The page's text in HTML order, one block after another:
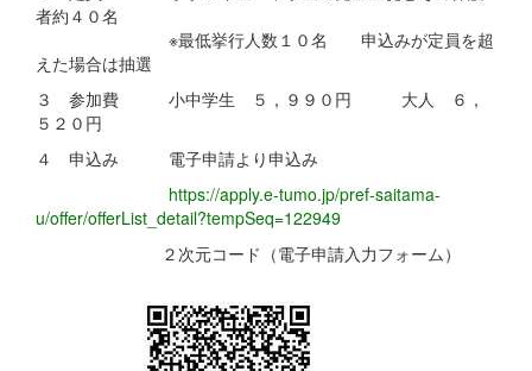
者約４０名
※最低挙行人数１０名 申込みが定員を超
えた場合は抽選
３ 参加費 小中学生 ５，９９０円 大人 ６，
５２０円
４ 申込み 電子申請より申込み
https://apply.e-tumo.jp/pref-saitama-
u/offer/offerList_detail?tempSeq=122949
２次元コード（電子申請入力フォーム）